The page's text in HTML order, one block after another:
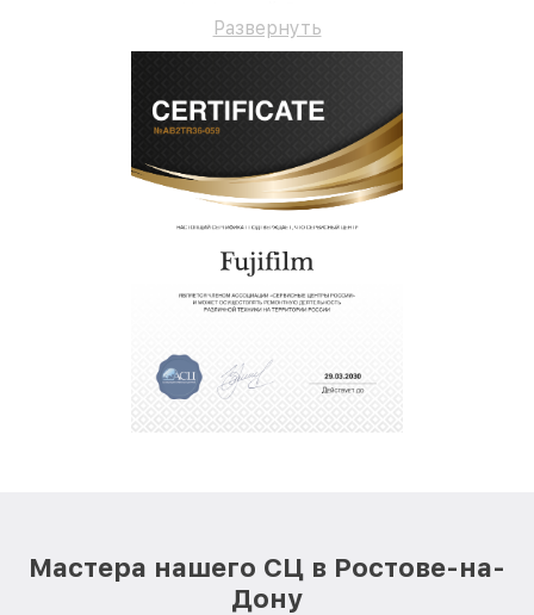
компетентное обслуживание и долгосрочную
гарантию на ремонт и детали.
Развернуть
Мастера нашего СЦ в Ростове-на-
Дону